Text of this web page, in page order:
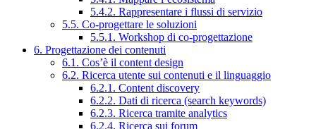
5.4.2. Rappresentare i flussi di servizio
5.5. Co-progettare le soluzioni
5.5.1. Workshop di co-progettazione
6. Progettazione dei contenuti
6.1. Cos’è il content design
6.2. Ricerca utente sui contenuti e il linguaggio
6.2.1. Content discovery
6.2.2. Dati di ricerca (search keywords)
6.2.3. Ricerca tramite analytics
6.2.4. Ricerca sui forum